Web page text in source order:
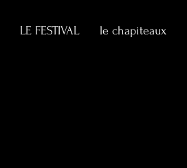
LE FESTIVAL le chapiteaux